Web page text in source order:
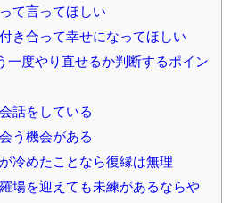
て言ってほしい
き合って幸せになってほしい
一度やり直せるか判断するポイン
話をしている
う機会がある
冷めたことなら復縁は無理
場を迎えても未練があるならや